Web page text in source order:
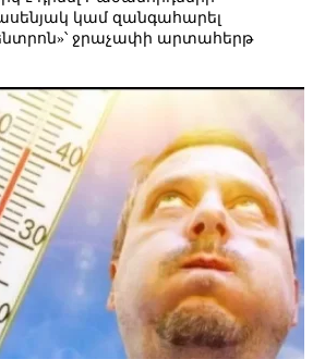
կամ զանգահարել
ջրաչափի արտահերթ